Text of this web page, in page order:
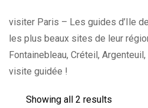
visiter Paris – Les guides d’Ile
les plus beaux sites de leur
Fontainebleau, Créteil,
visite guidée !
Showing all 2 results